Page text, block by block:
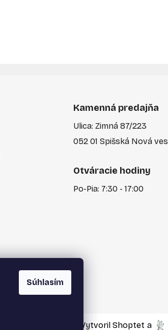
Súhlasím
Kamenná predajňa
Ulica: Zimná 87/223
052 01 Spišská Nová ves
Otváracie hodiny
Po-Pia: 7:30 - 17:00
Vytvoril Shoptet a